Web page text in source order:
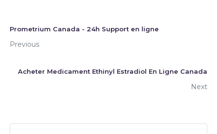
Prometrium Canada - 24h Support en ligne
Previous
Acheter Medicament Ethinyl Estradiol En Ligne Canada
Next